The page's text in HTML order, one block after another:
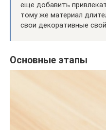
еще добавить
тому же материал
свои декоративные
Основные этапы